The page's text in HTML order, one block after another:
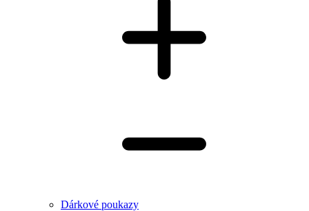
Dárkové poukazy